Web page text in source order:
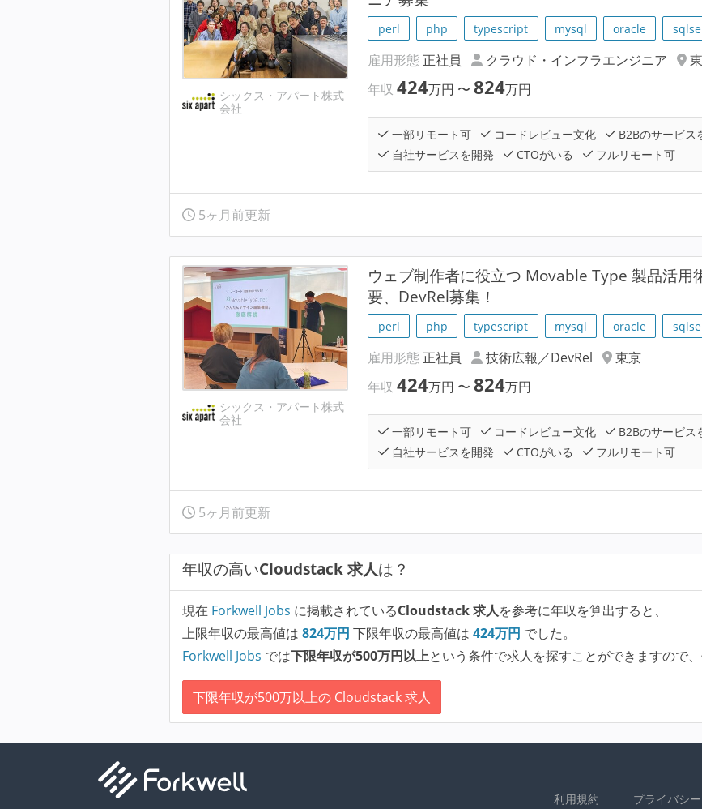
シックス・アパート株式
会社
perl php typescript mysql oracle
雇用形態 正社員 クラウド・インフラエンジニア
年収424万円 〜824万円
一部リモート可 コードレビュー文化 B2Bのサービス
自社サービスを開発
CTOがいる フルリモート可
5ヶ月前更新
シックス・アパート株式
会社
ウェブ制作者に役立つ Movable Type 製品活用
要、DevRel募集！
perl php typescript mysql oracle
雇用形態 正社員 技術広報／DevRel
東京
年収424万円 〜824万円
一部リモート可 コードレビュー文化 B2Bのサービス
自社サービスを開発
CTOがいる フルリモート可
5ヶ月前更新
年収の高いCloudstack 求人は？
現在 Forkwell Jobs に掲載されているCloudstack 求人を参考に年収を算出すると、
上限年収の最高値は 824万円 下限年収の最高値は 424万円 でした。
Forkwell Jobs では下限年収が500万円以上という条件で求人を探すことができますので、
下限年収が500万以上の Cloudstack 求人
利用規約 プライバシ